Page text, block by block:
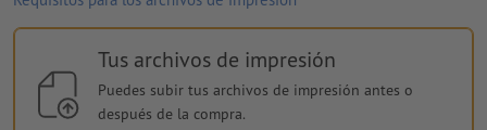
Tus archivos de impresión
Puedes subir tus archivos de impresión antes o
después de la compra.